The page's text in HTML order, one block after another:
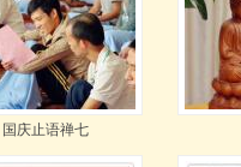
国庆止语禅七